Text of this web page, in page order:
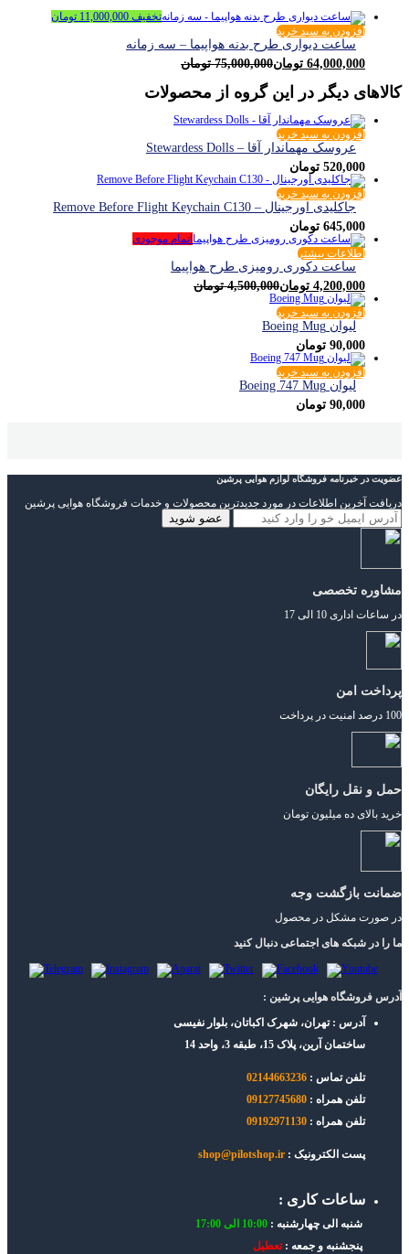
تخفیف 11,000,000 تومان
افزودن به سبد خرید
ساعت دیواری طرح بدنه هواپیما – سه زمانه
64,000,000 تومان75,000,000 تومان
کالاهای دیگر در این گروه از محصولات
افزودن به سبد خرید
عروسک مهماندار آقا – Stewardess Dolls
520,000 تومان
افزودن به سبد خرید
جاکلیدی اورجینال – Remove Before Flight Keychain C130
645,000 تومان
اتمام موجودی
اطلاعات بیشتر
ساعت دکوری رومیزی طرح هواپیما
4,200,000 تومان4,500,000 تومان
افزودن به سبد خرید
لیوان Boeing Mug
90,000 تومان
افزودن به سبد خرید
لیوان Boeing 747 Mug
90,000 تومان
عضویت در خبرنامه فروشگاه لوازم هوایی پرشین
دریافت آخرین اطلاعات در مورد جدیدترین محصولات و خدمات فروشگاه هوایی پرشین
مشاوره تخصصی
در ساعات اداری 10 الی 17
پرداخت امن
100 درصد امنیت در پرداخت
حمل و نقل رایگان
خرید بالای ده میلیون تومان
ضمانت بازگشت وجه
در صورت مشکل در محصول
ما را در شبکه های اجتماعی دنبال کنید
آدرس فروشگاه هوایی پرشین :
آدرس : تهران، شهرک اکباتان، بلوار نفیسی
ساختمان آرین، پلاک 15، طبقه 3، واحد 14
تلفن تماس : 02144663236
تلفن همراه : 09127745680
تلفن همراه : 09192971130
پست الکترونیک : shop@pilotshop.ir
ساعات کاری :
شنبه الی چهارشنبه : 10:00 الی 17:00
پنجشنبه و جمعه :تعطیل